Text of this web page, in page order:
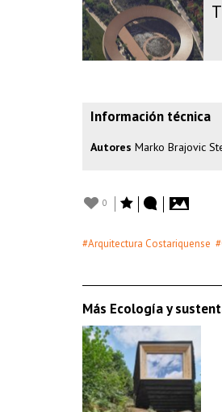
Información técnica
Autores Marko Brajovic
0
#Arquitectura Costariquense
Más Ecología y